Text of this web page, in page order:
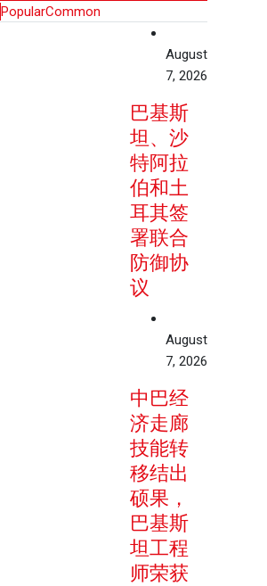
PopularCommon
August
7, 2026
巴基斯
坦、沙
特阿拉
伯和土
耳其签
署联合
防御协
议
August
7, 2026
中巴经
济走廊
技能转
移结出
硕果，
巴基斯
坦工程
师荣获